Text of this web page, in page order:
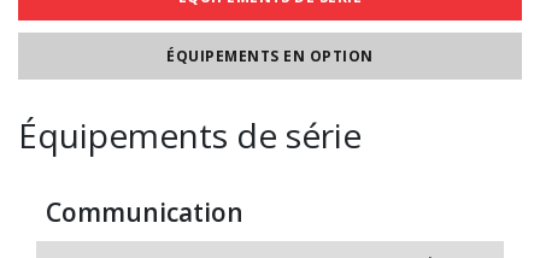
ÉQUIPEMENTS EN OPTION
Équipements de série
Communication